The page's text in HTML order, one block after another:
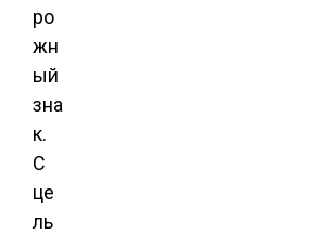
ро
жн
ый
зна
к.
С
це
ль